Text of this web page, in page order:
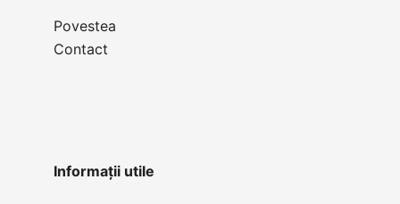
Povestea
Contact
Informații utile